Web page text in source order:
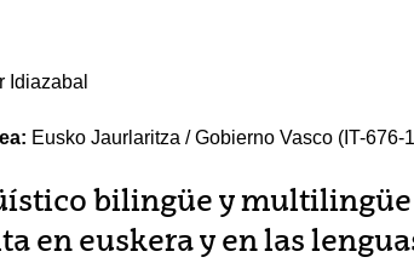
Idiazabal
Eusko Jaurlaritza / Gobierno Vasco (IT-
bilingüe y multilingüe
en euskera y en las